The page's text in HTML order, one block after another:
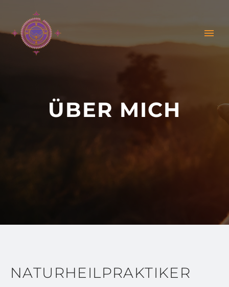
ÜBER MICH
NATURHEIL­PRAKTIKER